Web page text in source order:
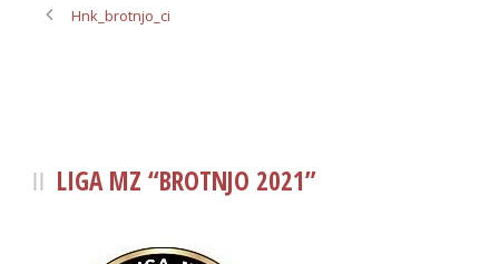
Hnk_brotnjo_ci
LIGA MZ “BROTNJO 2021”